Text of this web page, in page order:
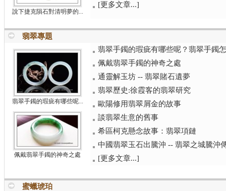
說下捷克隕石對清明夢的...
[更多文章...]
翡翠專題
翡翠手鐲的瑕疵有哪些呢...
佩戴翡翠手鐲的神奇之處
翡翠手鐲的瑕疵有哪些呢？翡翠手鐲
佩戴翡翠手鐲的神奇之處
通靈解玉坊 -- 翡翠賭石遺夢
翡翠歷史:徐霞客的翡翠研究
歐陽修用翡翠屑金的故事
談翡翠生意的舊事
希區柯克懸念故事：翡翠項鏈
中國翡翠玉石出騰沖 -- 翡翠之城騰沖
[更多文章...]
蜜蠟琥珀